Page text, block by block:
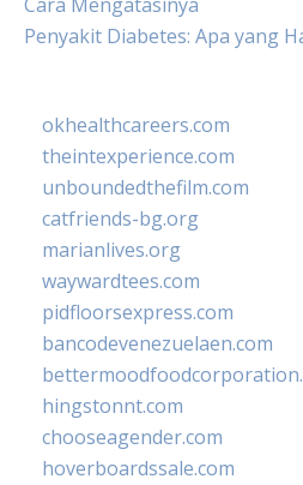
Penyakit Diabetes: Apa yang
okhealthcareers.com
theintexperience.com
unboundedthefilm.com
catfriends-bg.org
marianlives.org
waywardtees.com
pidfloorsexpress.com
bancodevenezuelaen.com
hingstonnt.com
chooseagender.com
hoverboardssale.com